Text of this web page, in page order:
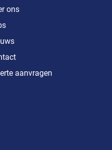
ons
aanvragen